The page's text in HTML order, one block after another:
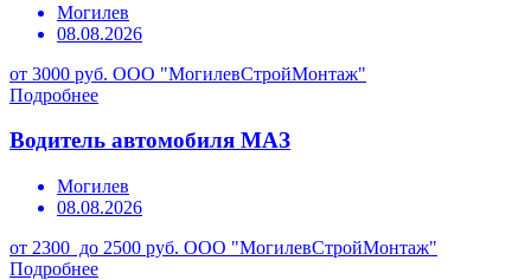
Могилев
08.08.2026
от 3000 руб. ООО "МогилевСтройМонтаж"
Подробнее
Водитель автомобиля МАЗ
Могилев
08.08.2026
от 2300 до 2500 руб. ООО "МогилевСтройМонтаж"
Подробнее